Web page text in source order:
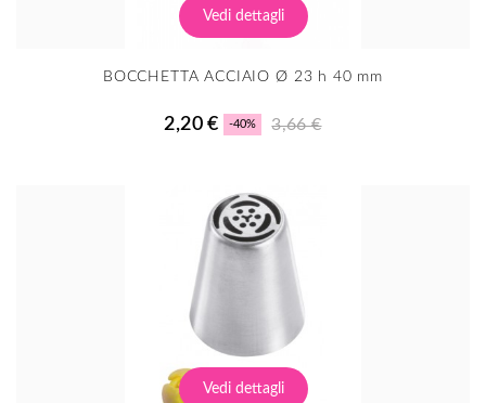
Vedi dettagli
BOCCHETTA ACCIAIO Ø 23 h 40 mm
2,20 € -40% 3,66 €
Vedi dettagli